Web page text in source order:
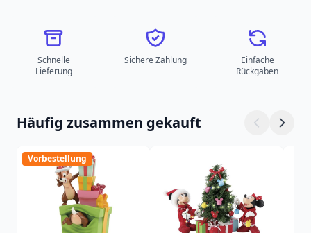
Schnelle
Lieferung
Sichere Zahlung
Einfache
Rückgaben
Häufig zusammen gekauft
Vorbestellung